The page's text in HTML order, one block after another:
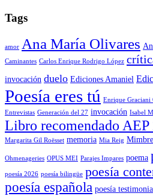
Tags
amor Ana María Olivares
Caminantes Carlos Enrique Rodrigo López
invocación duelo Ediciones Amaniel
Poesía eres tú Enrique Graciani
Entrevistas Generación del 27 invocación Isabel
Libro recomendado AEP
Margarita Gil Roësset memoria Mia Reig
Ohmenageries OPUS MEI Parajes Impares poema
poesía 2026 poesía bilingüe poesía
poesía española poesía